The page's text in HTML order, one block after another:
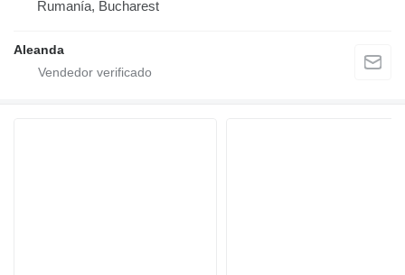
Rumanía, Bucharest
Aleanda